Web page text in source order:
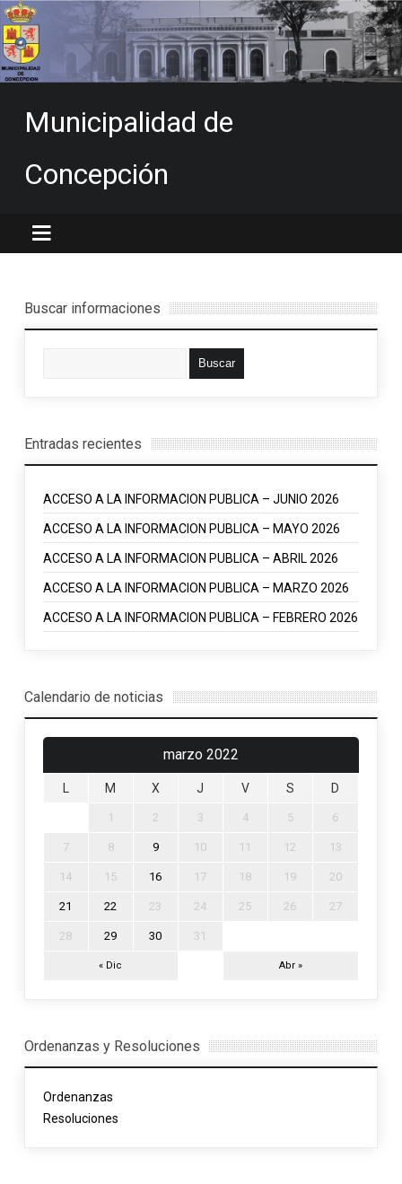
Municipalidad de
Concepción
Buscar informaciones
Entradas recientes
ACCESO A LA INFORMACION PUBLICA – JUNIO 2026
ACCESO A LA INFORMACION PUBLICA – MAYO 2026
ACCESO A LA INFORMACION PUBLICA – ABRIL 2026
ACCESO A LA INFORMACION PUBLICA – MARZO 2026
ACCESO A LA INFORMACION PUBLICA – FEBRERO 2026
Calendario de noticias
marzo 2022
M X J V S D
« Dic Abr »
1 2 3 4 5 6
7 8 9 10 11 12 13
14 15 16 17 18 19 20
21 22 23 24 25 26 27
28 29 30 31
Ordenanzas y Resoluciones
Ordenanzas
Resoluciones